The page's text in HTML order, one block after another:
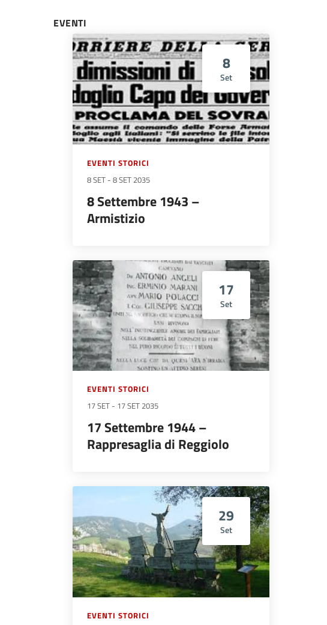
EVENTI
8
Set
EVENTI STORICI
8 SET - 8 SET 2035
8 Settembre 1943 –
Armistizio
17
Set
EVENTI STORICI
17 SET - 17 SET 2035
17 Settembre 1944 –
Rappresaglia di Reggiolo
29
Set
EVENTI STORICI